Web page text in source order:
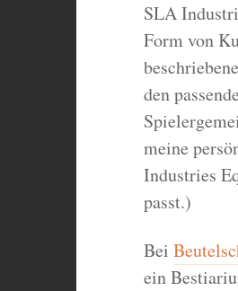
SLA
Form von
den
meine
Industries
passt.)
Bei
ein